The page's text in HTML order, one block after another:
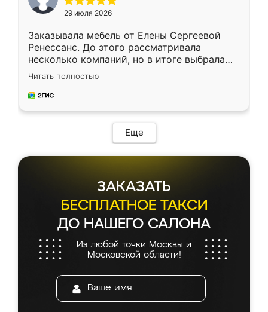
29 июля 2026
Заказывала мебель от Елены Сергеевой
Ренессанс. До этого рассматривала
несколько компаний, но в итоге выбрала
эту. Сначала обговорили условия, потом
приехал замерщик, всё спокойно объяснил
и снял размеры. Изготовили в срок, с
мебель сразу встала на свое место без
каких-либо доработок. Качеством осталась
довольна, все выглядит так, как и ожидала.
Читать полностью
Еще
ЗАКАЗАТЬ
БЕСПЛАТНОЕ ТАКСИ
ДО НАШЕГО САЛОНА
Из любой точки Москвы и
Московской области!